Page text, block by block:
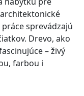
sprevádzajú
Drevo, ako
– živý
farbou i